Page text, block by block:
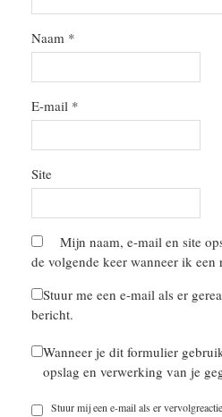
Naam *
E-mail *
Site
Mijn naam, e-mail en site
de volgende keer wanneer ik een
Stuur me een e-mail als er
bericht.
Wanneer je dit formulier
opslag en verwerking van je
Stuur mij een e-mail als er